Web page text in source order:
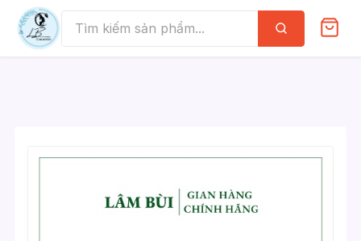
Skip
content
Tìm
kiếm